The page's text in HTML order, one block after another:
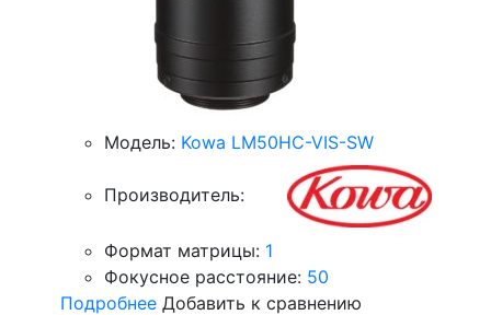
Модель: Kowa LM50HC-VIS-SW
Производитель:
Формат матрицы: 1
Фокусное расстояние: 50
Подробнее Добавить к сравнению